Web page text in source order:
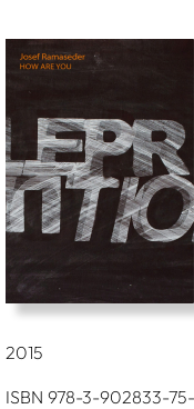
2015
ISBN 978-3-902833-